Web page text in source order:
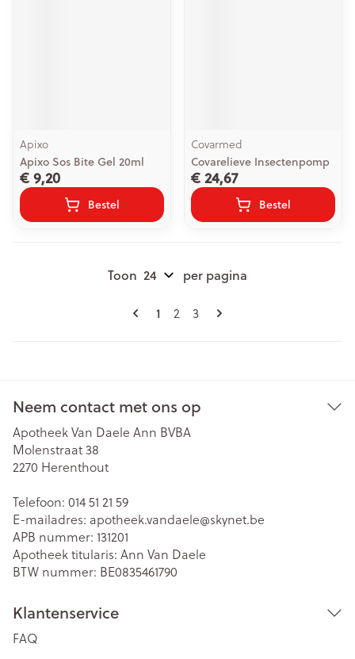
Apixo
Apixo Sos Bite Gel 20ml
€ 9,20
Bestel
Covarmed
Covarelieve Insectenpomp
€ 24,67
Bestel
Pagina's
U lees momenteel pagina
1 Pagina
2 Pagina
3
Toon per pagina
Neem contact met ons op
Apotheek Van Daele Ann BVBA
Molenstraat 38
2270 Herenthout
Telefoon: 014 51 21 59
E-mailadres: apotheek.vandaele@skynet.be
APB nummer: 131201
Apotheek titularis: Ann Van Daele
BTW nummer: BE0835461790
Klantenservice
FAQ